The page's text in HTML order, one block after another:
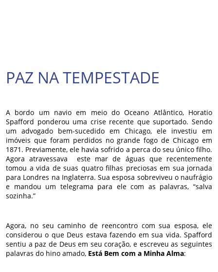
PAZ NA TEMPESTADE
A bordo um navio em meio do Oceano Atlântico, Horatio
Spafford ponderou uma crise recente que suportado. Sendo
um advogado bem-sucedido em Chicago, ele investiu em
imóveis que foram perdidos no grande fogo de Chicago em
1871. Previamente, ele havia sofrido a perca do seu único filho.
Agora atravessava este mar de águas que recentemente
tomou a vida de suas quatro filhas preciosas em sua jornada
para Londres na Inglaterra. Sua esposa sobreviveu o naufrágio
e mandou um telegrama para ele com as palavras, “salva
sozinha.”
Agora, no seu caminho de reencontro com sua esposa, ele
considerou o que Deus estava fazendo em sua vida. Spafford
sentiu a paz de Deus em seu coração, e escreveu as seguintes
palavras do hino amado, Está Bem com a Minha Alma: